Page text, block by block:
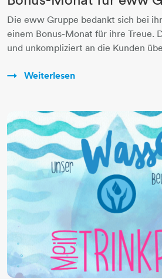
Die eww Gruppe bedankt sich bei
einem Bonus-Monat für ihre Treue.
und unkompliziert an die Kunden
Weiterlesen